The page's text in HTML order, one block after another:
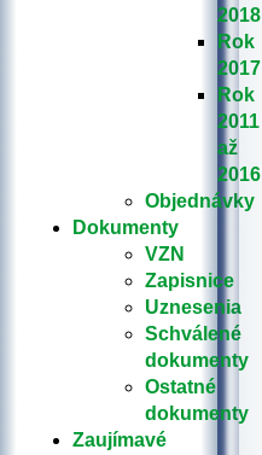
2018
Rok
2017
Rok
2011
až
2016
Objednávky
Dokumenty
VZN
Zapisnice
Uznesenia
Schválené
dokumenty
Ostatné
dokumenty
Zaujímavé